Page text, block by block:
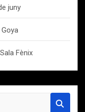
juny
Fènix